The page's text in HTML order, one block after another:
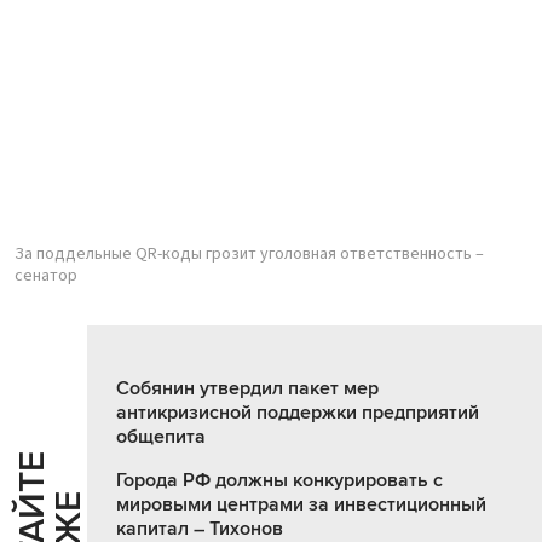
За поддельные QR-коды грозит уголовная ответственность –
сенатор
Собянин утвердил пакет мер
антикризисной поддержки предприятий
общепита
Города РФ должны конкурировать с
мировыми центрами за инвестиционный
капитал – Тихонов